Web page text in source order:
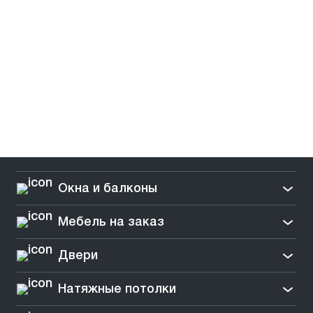
Окна и балконы
Мебель на заказ
Двери
Натяжные потолки